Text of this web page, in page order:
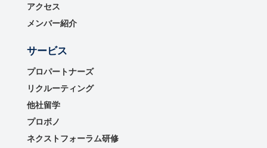
アクセス
メンバー紹介
サービス
プロパートナーズ
リクルーティング
他社留学
プロボノ
ネクストフォーラム研修